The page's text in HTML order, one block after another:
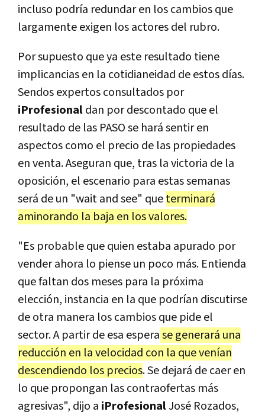
incluso podría redundar en los cambios que
largamente exigen los actores del rubro.
Por supuesto que ya este resultado tiene
implicancias en la cotidianeidad de estos días.
Sendos expertos consultados por
iProfesionaldan por descontado que el
resultado de las PASO se hará sentir en
aspectos como el precio de las propiedades
en venta. Aseguran que, tras la victoria de la
oposición, el escenario para estas semanas
será de un "wait and see" queterminará
aminorando la baja en los valores.
"Es probable que quien estaba apurado por
vender ahora lo piense un poco más. Entienda
que faltan dos meses para la próxima
elección, instancia en la que podrían discutirse
de otra manera los cambios que pide el
sector. A partir de esa esperase generará una
reducción en la velocidad con la que venían
descendiendo los precios. Se dejará de caer en
lo que propongan las contraofertas más
agresivas", dijo a iProfesionalJosé Rozados,